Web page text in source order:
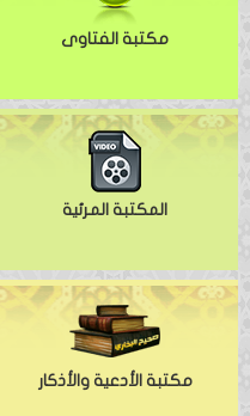
مكتبة الفتاوى
المكتبة المرئية
مكتبة الأدعية والأذكار